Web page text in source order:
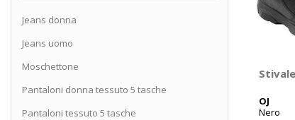
OJ
Nero
Jeans donna
Jeans uomo
Moschettone
Pantaloni donna tessuto 5 tasche
Pantaloni tessuto 5 tasche